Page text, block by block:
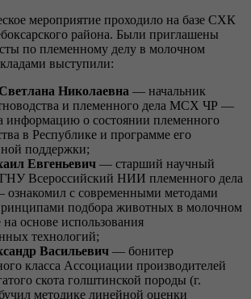
мероприятие проходило на базе СХК
района. Были приглашены
по племенному делу в молочном
выступили:
Николаевна — начальник
и племенного дела МСХ ЧР —
информацию о состоянии племенного
в Республике и программе его
поддержки;
Евгеньевич — старший научный
Всероссийский НИИ племенного дела
ознакомил с современными методами
подбора животных в молочном
на основе использования
технологий;
Васильевич — бонитер
класса Ассоциации производителей
скота голштинской породы (г.
методике линейной оценки